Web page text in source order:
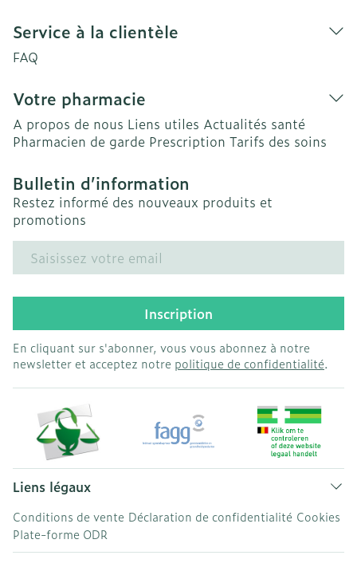
Service à la clientèle
FAQ
Votre pharmacie
A propos de nous Liens utiles Actualités santé
Pharmacien de garde Prescription Tarifs des soins
Bulletin d’information
Restez informé des nouveaux produits et
promotions
Adresse mail
Inscription
En cliquant sur s'abonner, vous vous abonnez à notre
newsletter et acceptez notre politique de confidentialité.
Liens légaux
Conditions de vente Déclaration de confidentialité Cookies
Plate-forme ODR